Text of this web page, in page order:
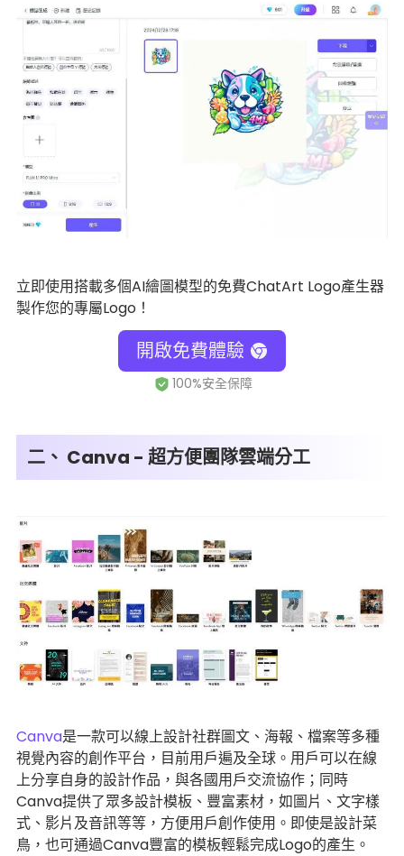
立即使用搭載多個AI繪圖模型的免費ChatArt Logo產生器
製作您的專屬Logo！
開啟免費體驗
二、 Canva - 超方便團隊雲端分工
Canva是一款可以線上設計社群圖文、海報、檔案等多種
視覺內容的創作平台，目前用戶遍及全球。用戶可以在線
上分享自身的設計作品，與各國用戶交流協作；同時
Canva提供了眾多設計模板、豐富素材，如圖片、文字樣
式、影片及音訊等等，方便用戶創作使用。即使是設計菜
鳥，也可通過Canva豐富的模板輕鬆完成Logo的產生。